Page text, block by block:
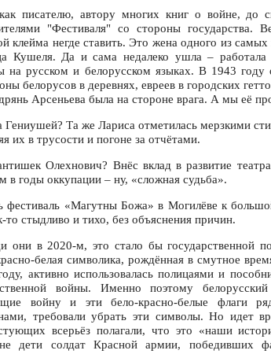
писателю, автору многих книг о войне, до
"Фестиваля" со стороны государства.
клейма негде ставить. Это жена одного из
Кушеля. Да и сама недалеко ушла – работала
на русском и белорусском языках. В 1943
белорусов в деревнях, евреев в городских
Арсеньева была на стороне врага. А мы её
Гениушей? Та же Лариса отметилась мерзкими
их в трусости и погоне за отчётами.
Олехнович? Внёс вклад в развитие
в годы оккупации – ну, «сложная судьба».
фестиваль «Магутны Божа» в Могилёве к
то стыдливо и тихо, без объяснения причин.
они в 2020-м, это стало бы государственной
белая символика, рождённая в смутное
активно использовалась полицаями и
войны. Именно поэтому
войну и эти бело-красно-белые флаги
требовали убрать эти символы. Но идет
всерьёз полагали, что это «наши
дети солдат Красной армии, победивших